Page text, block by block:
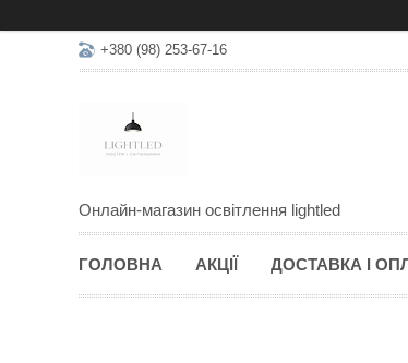
+380 (98) 253-67-16
Онлайн-магазин освітлення lightled
ГОЛОВНА АКЦІЇ ДОСТАВКА І